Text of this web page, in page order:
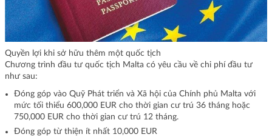
Quyền lợi khi sở hữu thêm một quốc tịch
Chương trình đầu tư quốc tịch Malta có yêu cầu về chi phí đầu tư
như sau:
Đóng góp vào Quỹ Phát triển và Xã hội của Chính phủ Malta với
mức tối thiểu 600,000 EUR cho thời gian cư trú 36 tháng hoặc
750,000 EUR cho thời gian cư trú 12 tháng.
Đóng góp từ thiện ít nhất 10,000 EUR